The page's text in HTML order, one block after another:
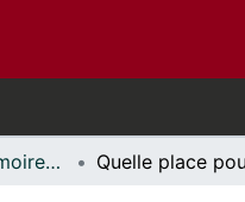
Travail social - Mémoires // Social Work - Research Papers